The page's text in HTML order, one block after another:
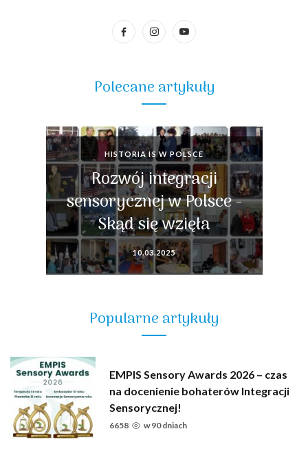
Polecane artykuły
HISTORIA IS W POLSCE
Rozwój integracji
sensorycznej w Polsce -
Skąd się wzięła
10.03.2025
Popularne artykuły
EMPIS Sensory Awards 2026 – czas
na docenienie bohaterów Integracji
Sensorycznej!
6658 w90 dniach